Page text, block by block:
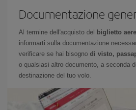
Documentazione
Al termine dell'acquisto del biglietto
informarti sulla documentazione
verificare se hai bisogno di visto,
o qualsiasi altro documento, a seconda
destinazione del tuo volo.